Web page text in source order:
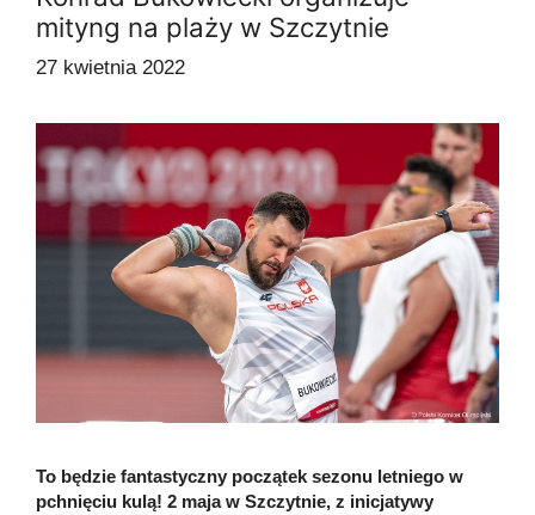
mityng na plaży w Szczytnie
27 kwietnia 2022
To będzie fantastyczny początek sezonu letniego w
pchnięciu kulą! 2 maja w Szczytnie, z inicjatywy